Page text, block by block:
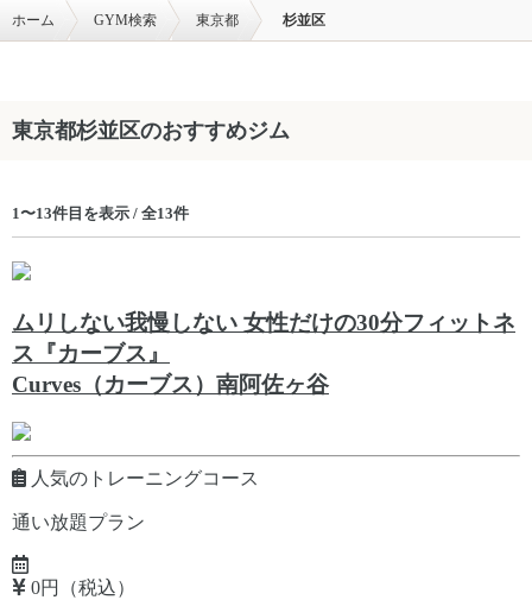
ホーム GYM検索 東京都 杉並区
東京都杉並区のおすすめジム
1〜13件目を表示 / 全13件
ムリしない我慢しない 女性だけの30分フィットネ
ス『カーブス』
Curves（カーブス）南阿佐ヶ谷
人気のトレーニングコース
通い放題プラン
0円（税込）